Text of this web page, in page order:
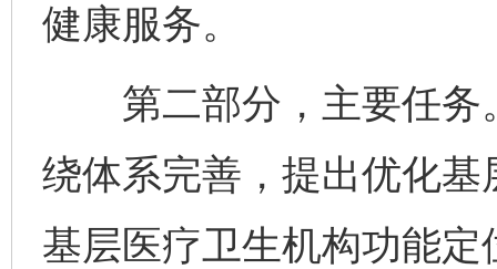
健康服务。
第二部分，主要任务
绕体系完善，提出优化
基层医疗卫生机构功能